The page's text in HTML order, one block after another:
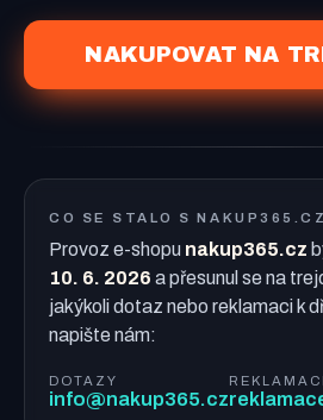
NAKUPOVAT NA
CO SE STALO S
Provoz e-shopu nakup365.cz
10. 6. 2026 a přesunul se na
jakýkoli dotaz nebo reklamaci k
napište nám:
DOTAZY
info@nakup365.cz